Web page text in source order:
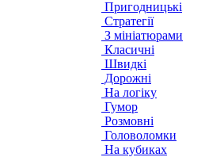
Пригодницькі
Стратегії
З мініатюрами
Класичні
Швидкі
Дорожні
На логіку
Гумор
Розмовні
Головоломки
На кубиках